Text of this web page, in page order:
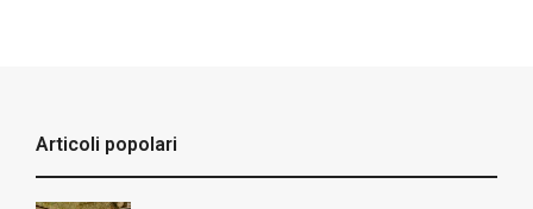
Articoli popolari